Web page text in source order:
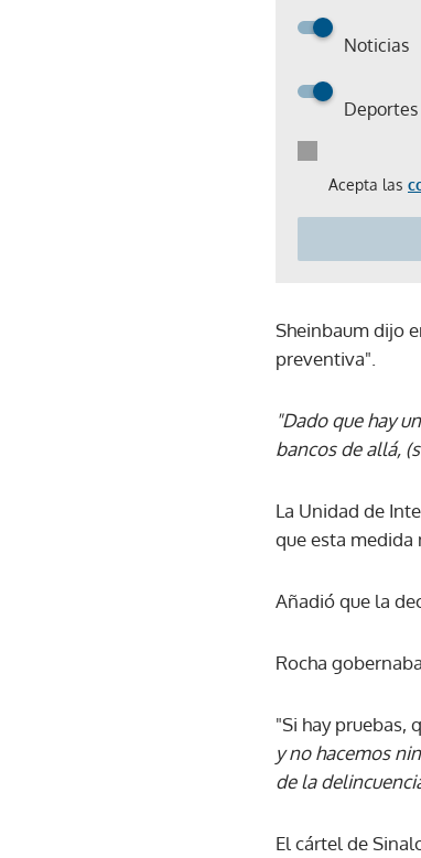
Noticias
Deportes
Acepta las
Sheinbaum dijo
preventiva".
"Dado que hay
bancos de allá,
La Unidad de
que esta medida
Añadió que la
Rocha
"Si hay pruebas,
y no hacemos
de la
El cártel de